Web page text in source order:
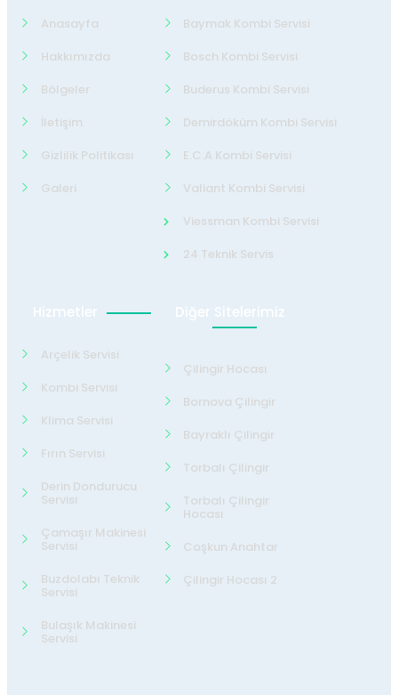
Anasayfa
Hakkımızda
Bölgeler
İletişim
Gizlilik Politikası
Galeri
Baymak Kombi Servisi
Bosch Kombi Servisi
Buderus Kombi Servisi
Demirdöküm Kombi Servisi
E.C.A Kombi Servisi
Valiant Kombi Servisi
Viessman Kombi Servisi
24 Teknik Servis
Hizmetler
Arçelik Servisi
Kombi Servisi
Klima Servisi
Fırın Servisi
Derin Dondurucu
Servisi
Çamaşır Makinesi
Servisi
Buzdolabı Teknik
Servisi
Bulaşık Makinesi
Servisi
Diğer Sitelerimiz
Çilingir Hocası
Bornova Çilingir
Bayraklı Çilingir
Torbalı Çilingir
Torbalı Çilingir
Hocası
Coşkun Anahtar
Çilingir Hocası 2